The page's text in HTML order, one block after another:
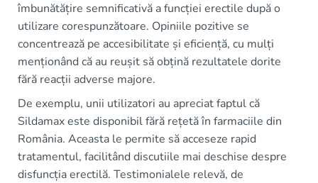
îmbunătățire semnificativă a funcției erectile după o
utilizare corespunzătoare. Opiniile pozitive se
concentrează pe accesibilitate și eficiență, cu mulți
menționând că au reușit să obțină rezultatele dorite
fără reacții adverse majore.
De exemplu, unii utilizatori au apreciat faptul că
Sildamax este disponibil fără rețetă în farmaciile din
România. Aceasta le permite să acceseze rapid
tratamentul, facilitând discutiile mai deschise despre
disfuncția erectilă. Testimonialele relevă, de